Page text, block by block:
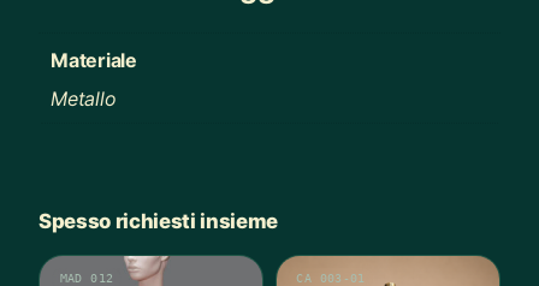
Materiale
Metallo
Spesso richiesti insieme
MAD 012 CA 003-01